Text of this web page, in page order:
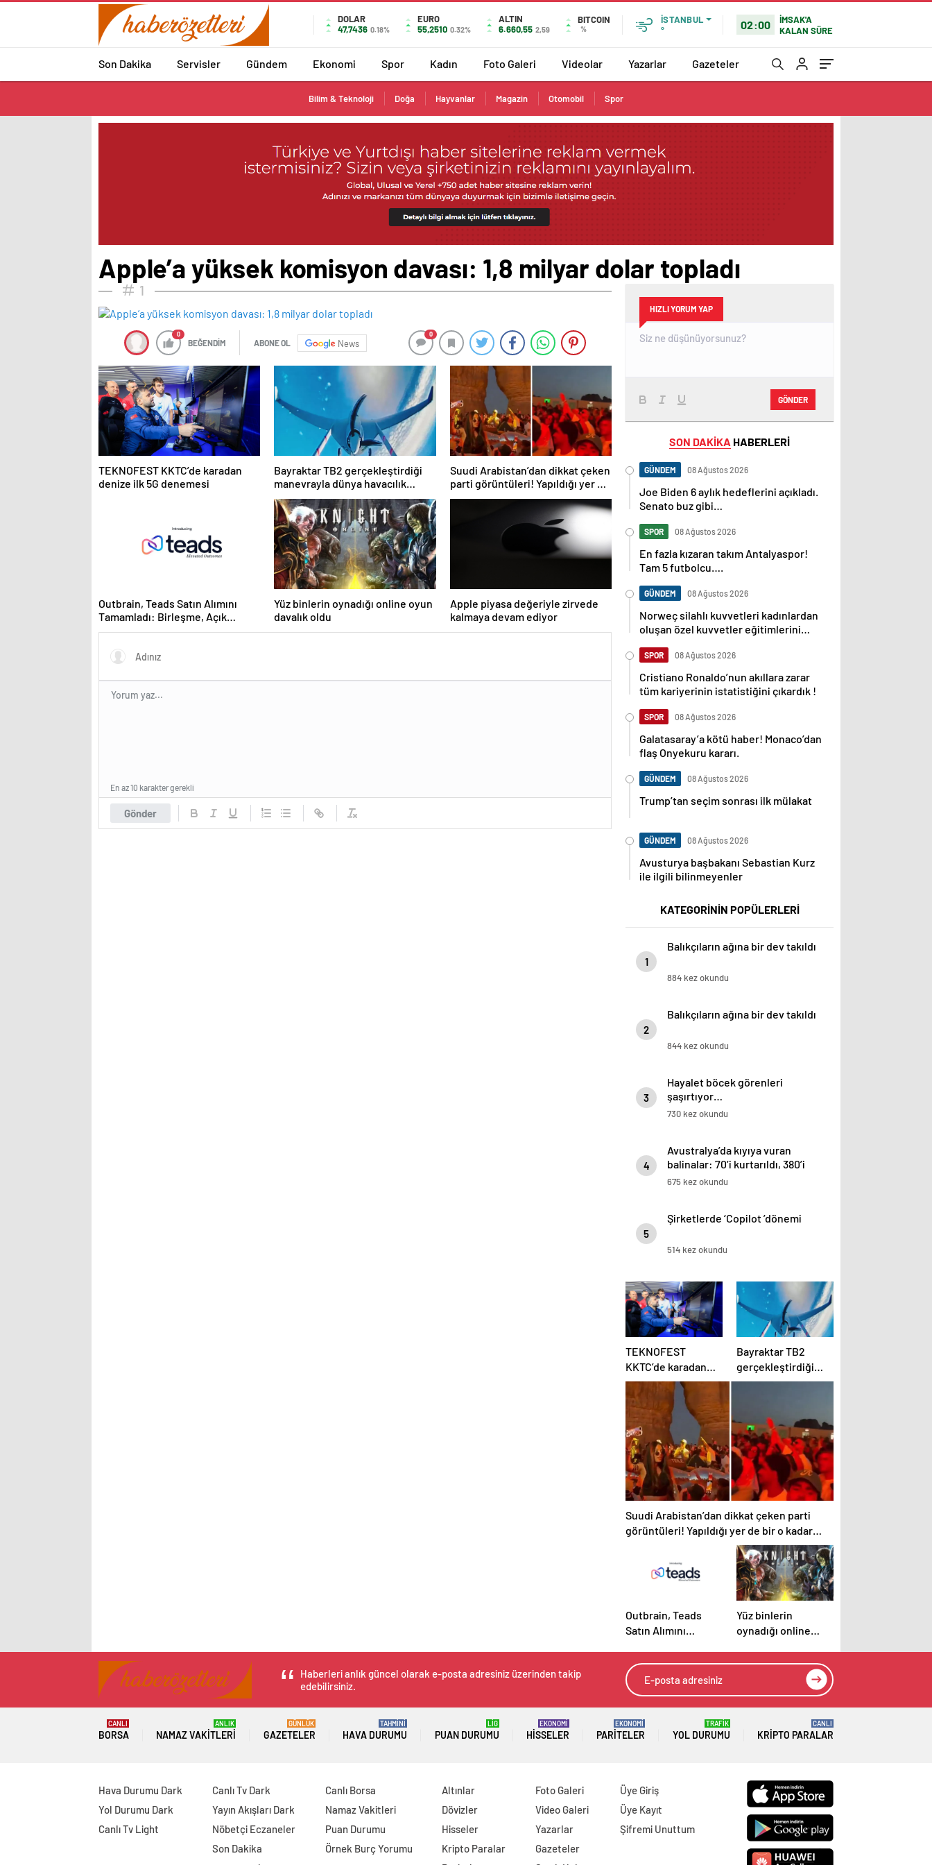
DOLAR
47,7436 0.18%
EURO
55,2510 0.32%
ALTIN
6.660,55 2,59
BITCOIN
%
İSTANBUL
°
02:00
İMSAK'A
KALAN SÜRE
Son Dakika Servisler Gündem Ekonomi Spor Kadın Foto Galeri Videolar Yazarlar Gazeteler
Bilim & Teknoloji Doğa Hayvanlar Magazin Otomobil Spor
Apple’a yüksek komisyon davası: 1,8 milyar dolar topladı
1
0
BEĞENDİM ABONE OL News
0
TEKNOFEST KKTC’de karadan
denize ilk 5G denemesi
Bayraktar TB2 gerçekleştirdiği
manevrayla dünya havacılık
tarihine geçti
Suudi Arabistan’dan dikkat çeken
parti görüntüleri! Yapıldığı yer de
bir o kadar ilginç
Outbrain, Teads Satın Alımını
Tamamladı: Birleşme, Açık
İnternet için Tüm Kanallarda
Oluşturuyor
Yüz binlerin oynadığı online oyun
davalık oldu
Apple piyasa değeriyle zirvede
kalmaya devam ediyor
Gönder
En az 10 karakter gerekli
HIZLI YORUM YAP
GÖNDER
SON DAKİKA HABERLERİ
GÜNDEM 08 Ağustos 2026
Joe Biden 6 aylık hedeflerini açıkladı.
Senato buz gibi…
SPOR 08 Ağustos 2026
En fazla kızaran takım Antalyaspor!
Tam 5 futbolcu….
GÜNDEM 08 Ağustos 2026
Norweç silahlı kuvvetleri kadınlardan
oluşan özel kuvvetler eğitimlerini
SPOR 08 Ağustos 2026
Cristiano Ronaldo’nun akıllara zarar
tüm kariyerinin istatistiğini çıkardık !
SPOR 08 Ağustos 2026
Galatasaray’a kötü haber! Monaco’dan
flaş Onyekuru kararı.
GÜNDEM 08 Ağustos 2026
Trump’tan seçim sonrası ilk mülakat
GÜNDEM 08 Ağustos 2026
Avusturya başbakanı Sebastian Kurz
ile ilgili bilinmeyenler
KATEGORİNİN POPÜLERLERİ
1
Balıkçıların ağına bir dev takıldı
884 kez okundu
2
Balıkçıların ağına bir dev takıldı
844 kez okundu
3
Hayalet böcek görenleri
şaşırtıyor…
730 kez okundu
4
Avustralya’da kıyıya vuran
balinalar: 70’i kurtarıldı, 380’i
öldü
675 kez okundu
5
Şirketlerde ‘Copilot ’dönemi
514 kez okundu
TEKNOFEST
KKTC’de karadan
denize ilk 5G
denemesi
Bayraktar TB2
gerçekleştirdiği
manevrayla dünya
Suudi Arabistan’dan dikkat çeken parti
görüntüleri! Yapıldığı yer de bir o kadar
Outbrain, Teads
Satın Alımını
Birleşme, Açık
İnternet için Tüm
Kanallarda Sonuç
Odaklı Bir Platform
Oluşturuyor
Yüz binlerin
oynadığı online
Haberleri anlık güncel olarak e-posta adresiniz üzerinden takip
edebilirsiniz.
BORSA
CANLI
NAMAZ VAKITLERI
ANLIK
GAZETELER
GÜNLÜK
HAVA DURUMU
TAHMİNİ
PUAN DURUMU
LİG
HISSELER
EKONOMİ
PARITELER
EKONOMİ
YOL DURUMU
TRAFİK
KRIPTO PARALAR
CANLI
Hava Durumu Dark
Yol Durumu Dark
Canlı Tv Light
Canlı Tv Dark
Yayın Akışları Dark
Nöbetçi Eczaneler
Son Dakika
Canlı Borsa
Namaz Vakitleri
Puan Durumu
Örnek Burç Yorumu
Altınlar
Dövizler
Hisseler
Kripto Paralar
Foto Galeri
Video Galeri
Yazarlar
Gazeteler
Üye Giriş
Üye Kayıt
Şifremi Unuttum